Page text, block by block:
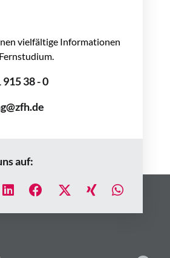
vielfältige Informationen
915 38 - 0
auf: